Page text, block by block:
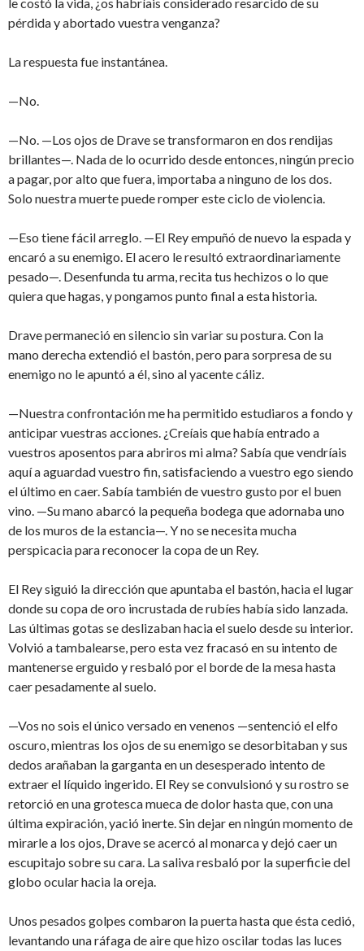
pérdida y abortado vuestra venganza?
La respuesta fue instantánea.
—No.
—No. —Los ojos de Drave se transformaron en dos rendijas
brillantes—. Nada de lo ocurrido desde entonces, ningún precio
a pagar, por alto que fuera, importaba a ninguno de los dos.
Solo nuestra muerte puede romper este ciclo de violencia.
—Eso tiene fácil arreglo. —El Rey empuñó de nuevo la espada y
encaró a su enemigo. El acero le resultó extraordinariamente
pesado—. Desenfunda tu arma, recita tus hechizos o lo que
quiera que hagas, y pongamos punto final a esta historia.
Drave permaneció en silencio sin variar su postura. Con la
mano derecha extendió el bastón, pero para sorpresa de su
enemigo no le apuntó a él, sino al yacente cáliz.
—Nuestra confrontación me ha permitido estudiaros a fondo y
anticipar vuestras acciones. ¿Creíais que había entrado a
vuestros aposentos para abriros mi alma? Sabía que vendríais
aquí a aguardad vuestro fin, satisfaciendo a vuestro ego siendo
el último en caer. Sabía también de vuestro gusto por el buen
vino. —Su mano abarcó la pequeña bodega que adornaba uno
de los muros de la estancia—. Y no se necesita mucha
perspicacia para reconocer la copa de un Rey.
El Rey siguió la dirección que apuntaba el bastón, hacia el lugar
donde su copa de oro incrustada de rubíes había sido lanzada.
Las últimas gotas se deslizaban hacia el suelo desde su interior.
Volvió a tambalearse, pero esta vez fracasó en su intento de
mantenerse erguido y resbaló por el borde de la mesa hasta
caer pesadamente al suelo.
—Vos no sois el único versado en venenos —sentenció el elfo
oscuro, mientras los ojos de su enemigo se desorbitaban y sus
dedos arañaban la garganta en un desesperado intento de
extraer el líquido ingerido. El Rey se convulsionó y su rostro se
retorció en una grotesca mueca de dolor hasta que, con una
última expiración, yació inerte. Sin dejar en ningún momento de
mirarle a los ojos, Drave se acercó al monarca y dejó caer un
escupitajo sobre su cara. La saliva resbaló por la superficie del
globo ocular hacia la oreja.
Unos pesados golpes combaron la puerta hasta que ésta cedió,
levantando una ráfaga de aire que hizo oscilar todas las luces